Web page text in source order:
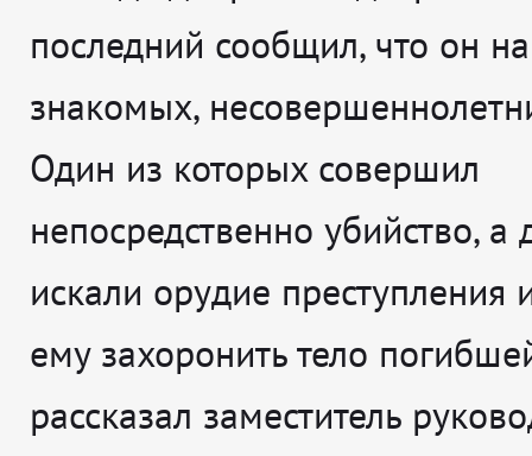
последний сообщил, что он
знакомых,
Один из которых совершил
непосредственно убийство, а
искали орудие преступления
ему захоронить тело
рассказал заместитель